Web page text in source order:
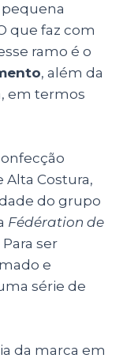
que faz com
ramo é o
, além da
em termos
Costura,
do grupo
Fédération de
Para ser
e
série de
da marca em